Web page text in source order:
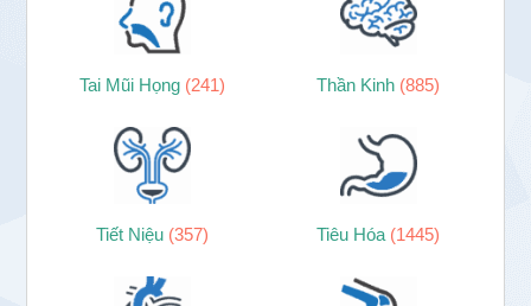
Tai Mũi Họng (241) Thần Kinh (885)
Tiết Niệu (357) Tiêu Hóa (1445)